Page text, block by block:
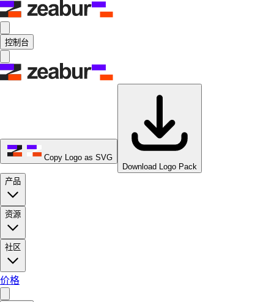
控制台
Copy Logo as SVG
Download Logo Pack
产品
资源
社区
价格